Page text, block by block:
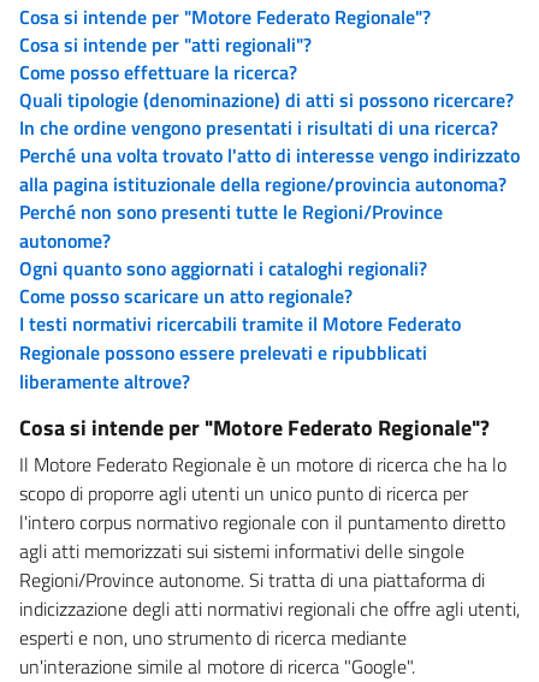
Cosa si intende per "Motore Federato Regionale"?
Cosa si intende per "atti regionali"?
Come posso effettuare la ricerca?
Quali tipologie (denominazione) di atti si possono ricercare?
In che ordine vengono presentati i risultati di una ricerca?
Perché una volta trovato l'atto di interesse vengo indirizzato
alla pagina istituzionale della regione/provincia autonoma?
Perché non sono presenti tutte le Regioni/Province
autonome?
Ogni quanto sono aggiornati i cataloghi regionali?
Come posso scaricare un atto regionale?
I testi normativi ricercabili tramite il Motore Federato
Regionale possono essere prelevati e ripubblicati
liberamente altrove?
Cosa si intende per "Motore Federato Regionale"?
Il Motore Federato Regionale è un motore di ricerca che ha lo
scopo di proporre agli utenti un unico punto di ricerca per
l'intero corpus normativo regionale con il puntamento diretto
agli atti memorizzati sui sistemi informativi delle singole
Regioni/Province autonome. Si tratta di una piattaforma di
indicizzazione degli atti normativi regionali che offre agli utenti,
esperti e non, uno strumento di ricerca mediante
un'interazione simile al motore di ricerca "Google".